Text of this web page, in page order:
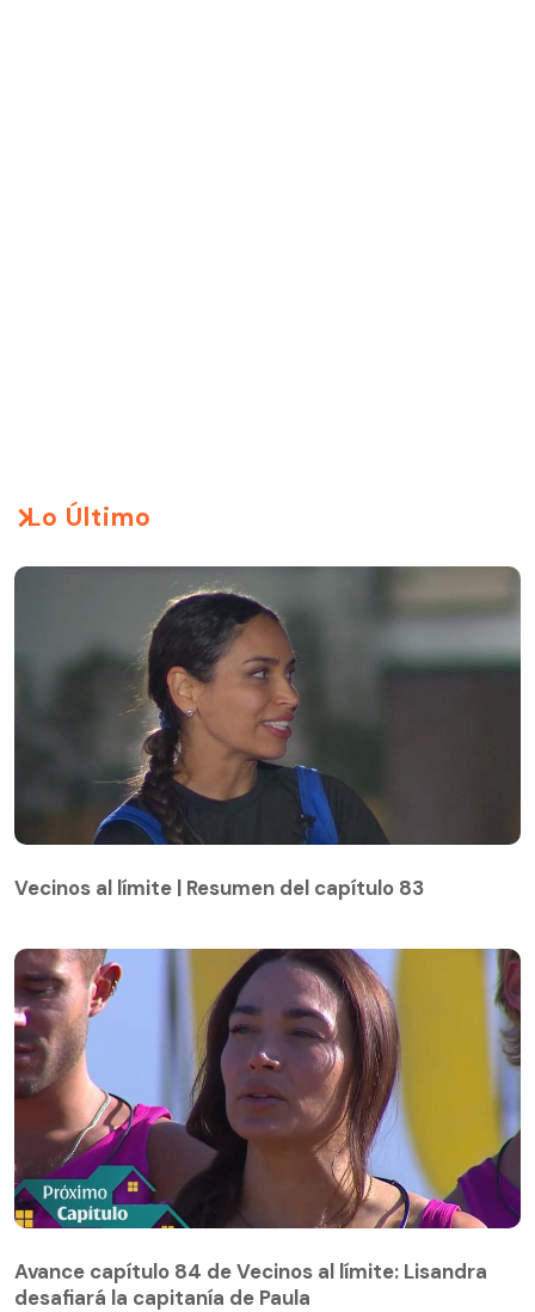
Lo Último
Vecinos al límite | Resumen del capítulo 83
desafiará la capitanía de Paula
Avance capítulo 84 de Vecinos al límite: Lisandra
desafiará la capitanía de Paula